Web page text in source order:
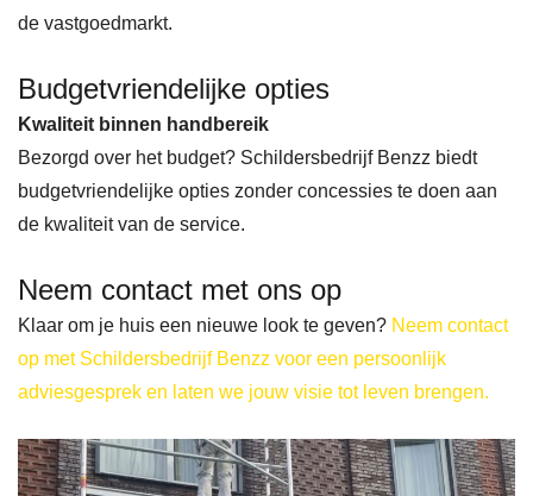
de vastgoedmarkt.
Budgetvriendelijke opties
Kwaliteit binnen handbereik
Bezorgd over het budget? Schildersbedrijf Benzz biedt
budgetvriendelijke opties zonder concessies te doen aan
de kwaliteit van de service.
Neem contact met ons op
Klaar om je huis een nieuwe look te geven? Neem contact
op met Schildersbedrijf Benzz voor een persoonlijk
adviesgesprek en laten we jouw visie tot leven brengen.